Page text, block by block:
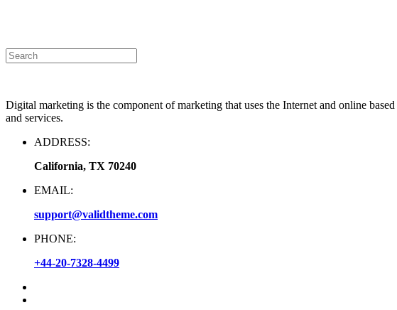
Digital marketing is the component of marketing that uses the Internet and online
and services.
ADDRESS:
California, TX 70240
EMAIL:
support@validtheme.com
PHONE:
+44-20-7328-4499